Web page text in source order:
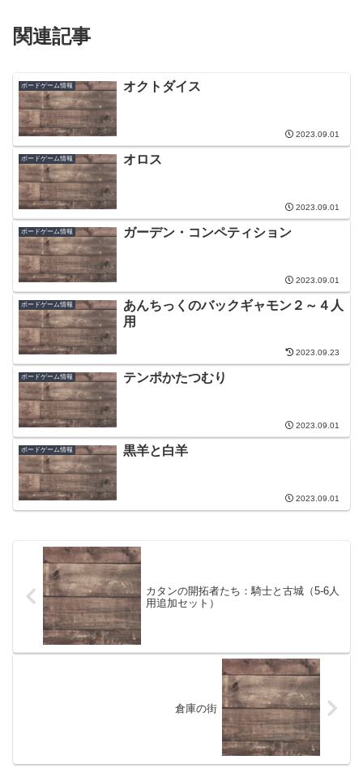
関連記事
ボードゲーム情報 オクトダイス
2023.09.01
ボードゲーム情報 オロス
2023.09.01
ボードゲーム情報 ガーデン・コンペティション
2023.09.01
ボードゲーム情報
あんちっくのバックギャモン２～４人
用
2023.09.23
ボードゲーム情報 テンポかたつむり
2023.09.01
ボードゲーム情報 黒羊と白羊
2023.09.01
カタンの開拓者たち：騎士と古城（5-6人
用追加セット）
倉庫の街